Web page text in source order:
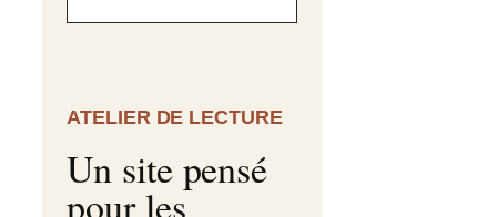
ATELIER DE LECTURE
Un site pensé
pour les